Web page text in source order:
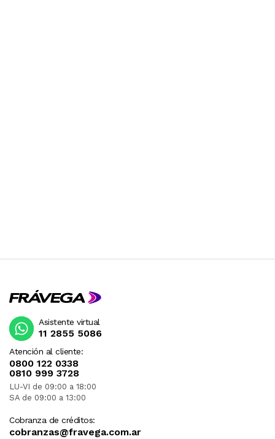
Atención al cliente:
0800 122 0338
0810 999 3728
LU-VI de 09:00 a 18:00
SA de 09:00 a 13:00
Cobranza de créditos:
cobranzas@fravega.com.ar
Asistente virtual
11 2855 5086